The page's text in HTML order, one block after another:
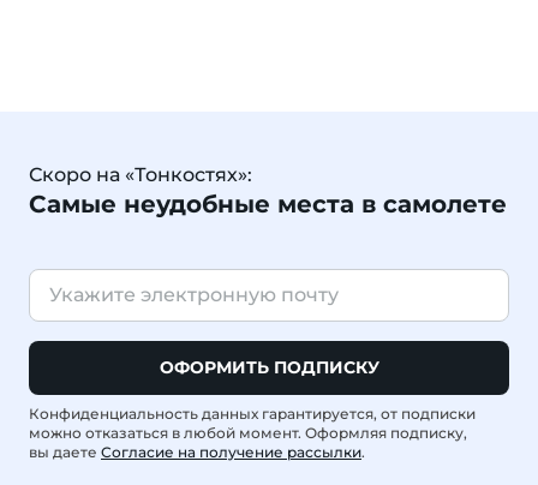
Скоро на «Тонкостях»:
Самые неудобные места в самолете
ОФОРМИТЬ ПОДПИСКУ
Конфиденциальность данных гарантируется, от подписки
можно отказаться в любой момент. Оформляя подписку,
вы даете Согласие на получение рассылки.